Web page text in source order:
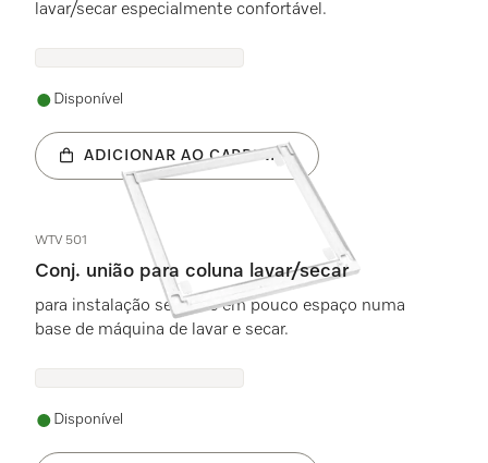
lavar/secar especialmente confortável.
Disponível
ADICIONAR AO CARRINHO
WTV 501
Conj. união para coluna lavar/secar
para instalação segura e em pouco espaço numa
base de máquina de lavar e secar.
Disponível